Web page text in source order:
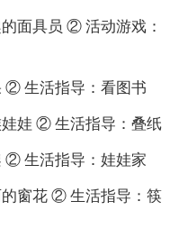
具员 ② 活动游戏：
生活指导：看图书
娃 ② 生活指导：叠纸
生活指导：娃娃家
窗花 ② 生活指导：筷